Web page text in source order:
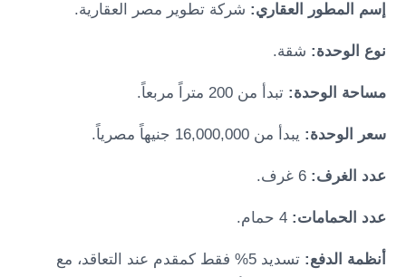
إسم المطور العقاري: شركة تطوير مصر العقارية.
نوع الوحدة: شقة.
مساحة الوحدة:تبدأ من 200 متراً مربعاً.
سعر الوحدة: يبدأ من 16,000,000 جنيهاً مصرياً.
عدد الغرف: 6 غرف.
عدد الحمامات: 4 حمام.
أنظمة الدفع:
تسديد 5% فقط كمقدم عند التعاقد، مع